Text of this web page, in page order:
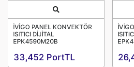
Quick View
İVİGO PANEL KONVEKTÖR
ISITICI DİJİTAL
EPK4590M20B
33,452 PortTL